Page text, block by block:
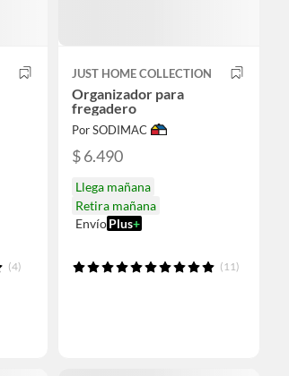
(4)
JUST HOME COLLECTION
Organizador para
fregadero
Por SODIMAC
$ 6.490
Llega mañana
Retira mañana
EnvíoPlus+
(11)